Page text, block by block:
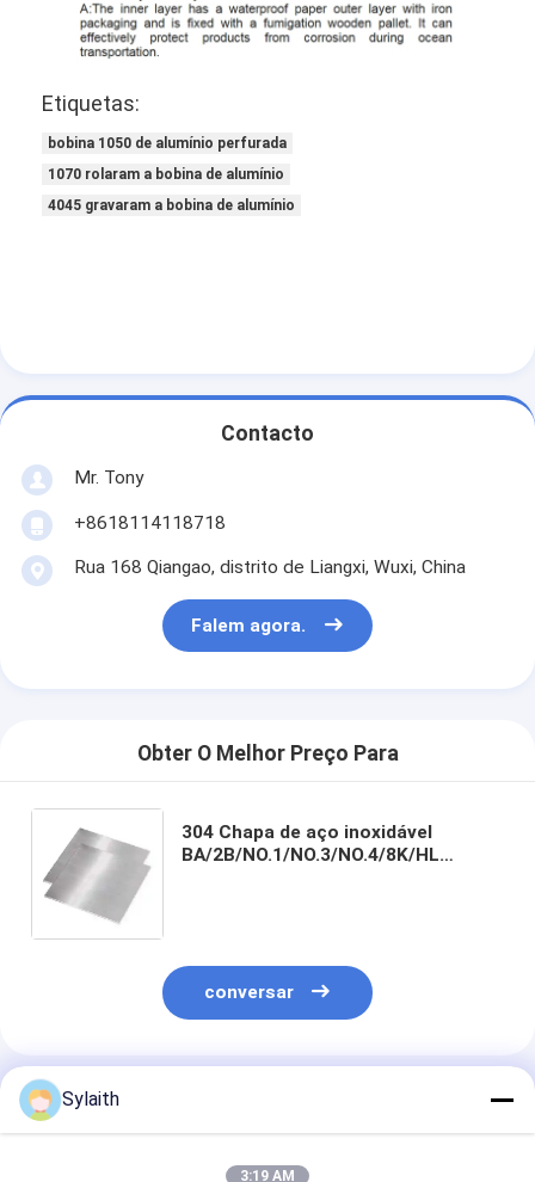
Etiquetas:
bobina 1050 de alumínio perfurada
1070 rolaram a bobina de alumínio
4045 gravaram a bobina de alumínio
Contacto
Mr. Tony
+8618114118718
Rua 168 Qiangao, distrito de Liangxi, Wuxi, China
Falem agora.
Obter O Melhor Preço Para
304 Chapa de aço inoxidável
BA/2B/NO.1/NO.3/NO.4/8K/HL
conversar
Produtos Recomendados
Sylaith
3:19 AM